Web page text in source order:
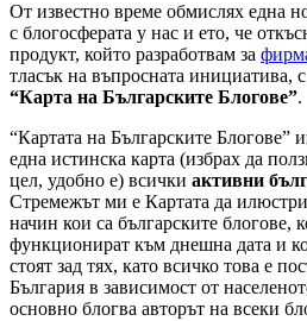
От известно време обмислях една
с блогосферата у нас и ето, че
продукт, който разработвам за
тласък на въпросната инициатива,
“Карта на Българските Блогове”.
“Картата на Българските Блогове”
една истинска карта (избрах да
цел, удобно е) всички активни
Стремежът ми е Картата да
начин кои са българските блогове,
функционират към днешна дата и
стоят зад тях, като всичко това е
България в зависимост от
основно блогва авторът на всеки